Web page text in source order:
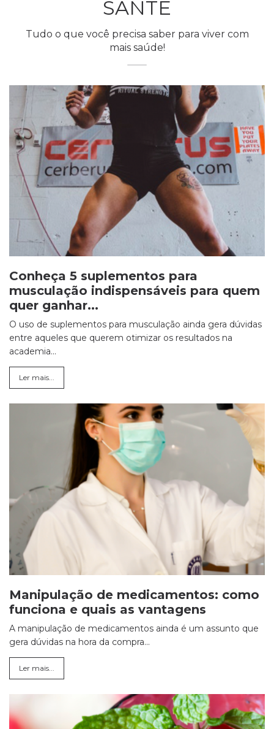
SANTÉ
Tudo o que você precisa saber para viver com
mais saúde!
Conheça 5 suplementos para
musculação indispensáveis para quem
quer ganhar...
O uso de suplementos para musculação ainda gera dúvidas
entre aqueles que querem otimizar os resultados na
academia...
Ler mais...
Manipulação de medicamentos: como
funciona e quais as vantagens
A manipulação de medicamentos ainda é um assunto que
gera dúvidas na hora da compra...
Ler mais...